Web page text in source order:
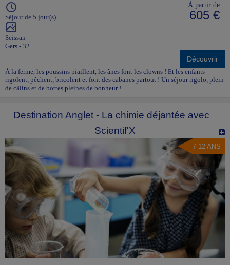
Séjour de 5 jour(s)
Seissan
Gers - 32
À partir de
605 €
Découvrir
À la ferme, les poussins piaillent, les ânes font les clowns ! Et les enfants
rigolent, pêchent, bricolent et font des cabanes partout ! Un séjour rigolo, plein
de câlins et de bottes pleines de bonheur !
Destination Anglet - La chimie déjantée avec
Scientif'X
7-12 ANS